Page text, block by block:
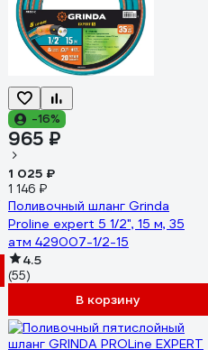
-16%
965 ₽
1 025 ₽
1 146 ₽
Поливочный шланг Grinda
Proline expert 5 1/2", 15 м, 35
атм 429007-1/2-15
4.5
(55)
В корзину